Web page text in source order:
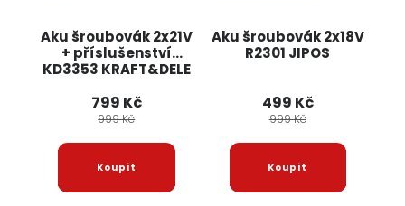
Aku šroubovák 2x21V
+ příslušenství
KD3353 KRAFT&DELE
799 Kč
999 Kč
Aku šroubovák 2x18V
R2301 JIPOS
499 Kč
999 Kč